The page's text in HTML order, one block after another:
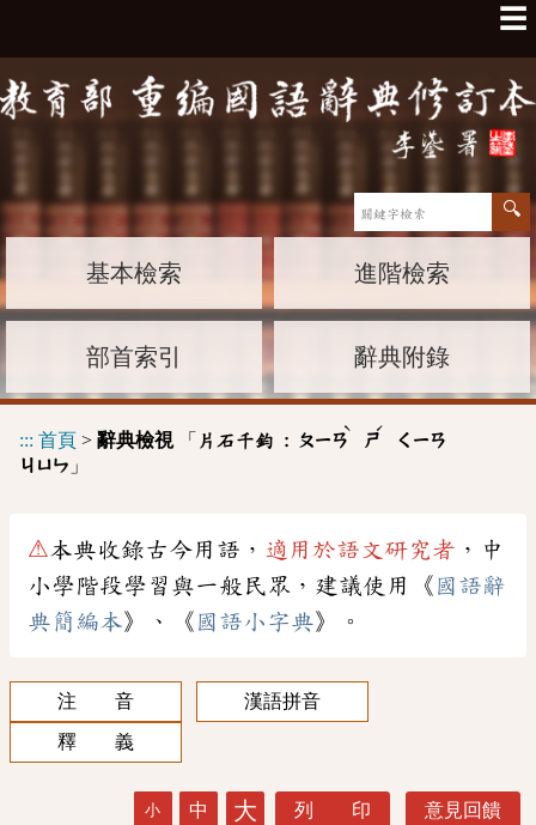
☰
基本檢索 進階檢索
部首索引 辭典附錄
::: 首頁 > 辭典檢視「 片石千鈞 : ㄆㄧㄢ
ˋ
ㄕ
ˊ
ㄑㄧㄢ
ㄐㄩㄣ 」
⚠本典收錄古今用語， 適用於語文研究者 ，中
小學階段學習與一般民眾，建議使用《 國語辭
典簡編本》、《 國語小字典》。
注 音
漢語拼音
釋 義
小 中 大 列 印 意見回饋